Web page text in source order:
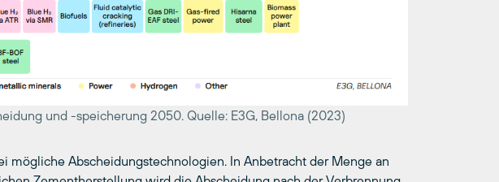
und -speicherung 2050. Quelle: E3G, Bellona (2023)
mögliche Abscheidungstechnologien. In Anbetracht der Menge an